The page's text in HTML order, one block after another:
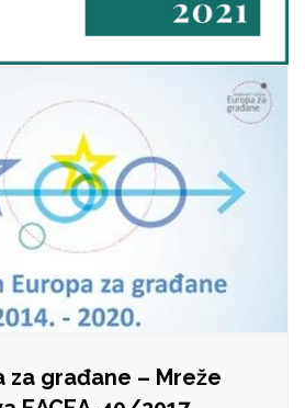
za građane – Mreže